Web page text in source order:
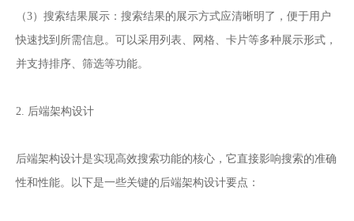
（3）搜索结果展示：搜索结果的展示方式应清晰明了，便于用户
快速找到所需信息。可以采用列表、网格、卡片等多种展示形式，
并支持排序、筛选等功能。
2. 后端架构设计
后端架构设计是实现高效搜索功能的核心，它直接影响搜索的准确
性和性能。以下是一些关键的后端架构设计要点：